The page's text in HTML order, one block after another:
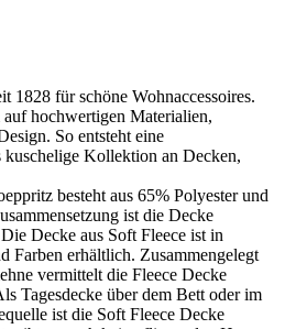
1828 für schöne Wohnaccessoires.
hochwertigen Materialien,
So entsteht eine
kuschelige Kollektion an Decken,
besteht aus 65% Polyester und
ist die Decke
Decke aus Soft Fleece ist in
Farben erhältlich. Zusammengelegt
vermittelt die Fleece Decke
Tagesdecke über dem Bett oder im
ist die Soft Fleece Decke